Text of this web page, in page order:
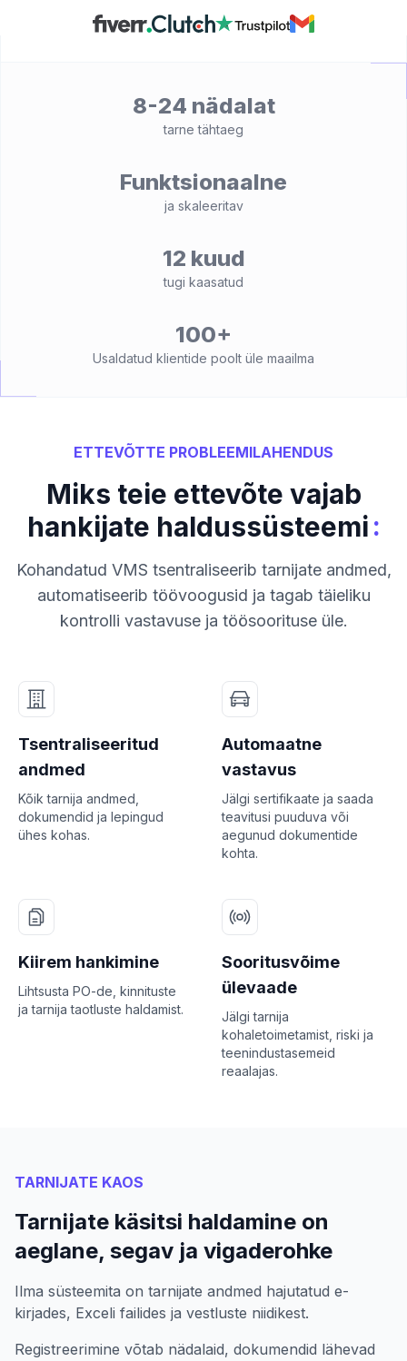
8-24 nädalat
tarne tähtaeg
Funktsionaalne
ja skaleeritav
12 kuud
tugi kaasatud
100+
Usaldatud klientide poolt üle maailma
ETTEVÕTTE PROBLEEMILAHENDUS
Miks teie ettevõte vajab
hankijate haldussüsteemi:
Kohandatud VMS tsentraliseerib tarnijate andmed,
automatiseerib töövoogusid ja tagab täieliku
kontrolli vastavuse ja töösoorituse üle.
Tsentraliseeritud
andmed
Kõik tarnija andmed,
dokumendid ja lepingud
ühes kohas.
Automaatne
vastavus
Jälgi sertifikaate ja saada
teavitusi puuduva või
aegunud dokumentide
kohta.
Kiirem hankimine
Lihtsusta PO-de, kinnituste
ja tarnija taotluste haldamist.
Sooritusvõime
ülevaade
Jälgi tarnija
kohaletoimetamist, riski ja
teenindustasemeid
reaalajas.
TARNIJATE KAOS
Tarnijate käsitsi haldamine on
aeglane, segav ja vigaderohke
Ilma süsteemita on tarnijate andmed hajutatud e-
kirjades, Exceli failides ja vestluste niidikest.
Registreerimine võtab nädalaid, dokumendid lähevad